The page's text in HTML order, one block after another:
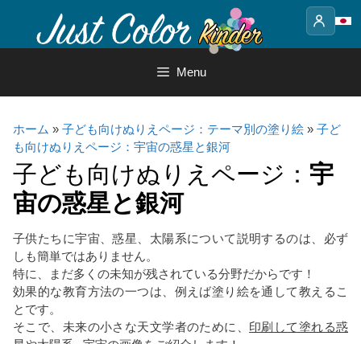
content
Menu
ホーム » 子ども向けぬりえページ：テーマ別の塗り絵 » 子ど
も向けぬりえページ：宇宙の惑星と銀河
子ども向けぬりえページ： 宇
宙の惑星と銀河
子供たちに宇宙、惑星、太陽系について説明するのは、必ず
しも簡単ではありません。
特に、まだ多くの未知が残されている分野だからです！
効果的な教育方法の一つは、例えば塗り絵を通して教えるこ
とです。
そこで、未来の小さな天文学者のために、 印刷して塗れる惑